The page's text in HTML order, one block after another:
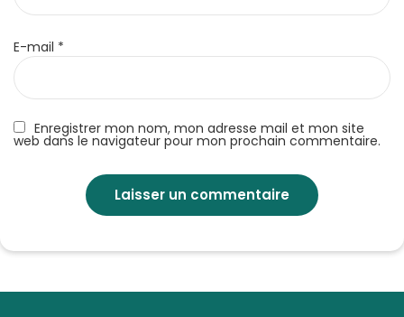
Enregistrer mon nom, mon adresse mail et mon site
web dans le navigateur pour mon prochain commentaire.
E-mail *